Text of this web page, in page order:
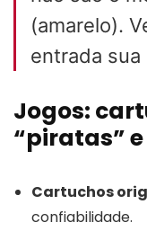
(amarelo).
entrada sua
Jogos:
“piratas”
Cartuchos
confiabilidade.